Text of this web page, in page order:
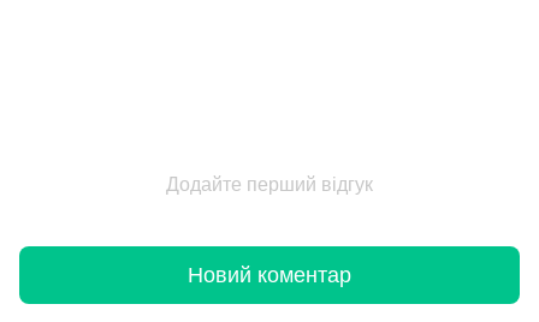
Додайте перший відгук
Новий коментар